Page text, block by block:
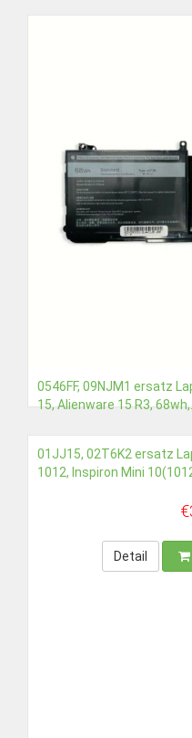
0546FF, 09NJM1 ersatz
15, Alienware 15 R3,
01JJ15, 02T6K2 ersatz
1012, Inspiron Mini
Detail